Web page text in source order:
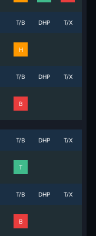
T/B DHP T/X
H
T/B DHP T/X
B
T/B DHP T/X
T
T/B DHP T/X
B